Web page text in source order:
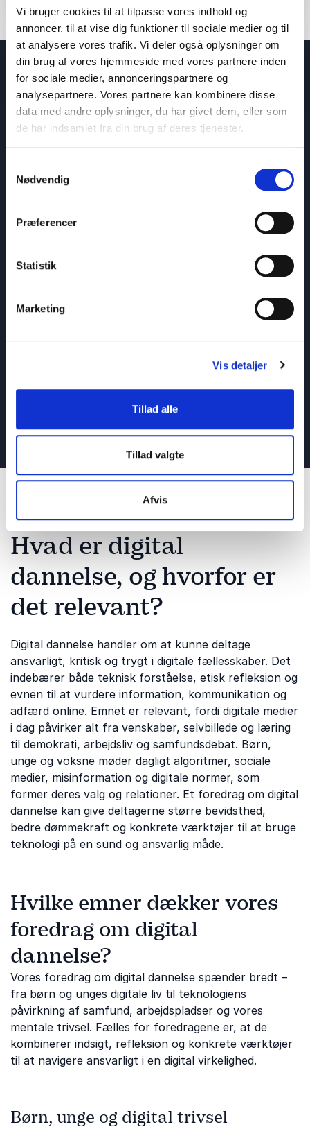
Vi bruger cookies til at tilpasse vores indhold og
annoncer, til at vise dig funktioner til sociale medier og til
at analysere vores trafik. Vi deler også oplysninger om
din brug af vores hjemmeside med vores partnere inden
for sociale medier, annonceringspartnere og
analysepartnere. Vores partnere kan kombinere disse
data med andre oplysninger, du har givet dem, eller som
de har indsamlet fra din brug af deres tjenester.
Nødvendig
Præferencer
Statistik
Marketing
Vis detaljer
Tillad alle
Tillad valgte
Afvis
Blogindlæg om digital dannelse
Hvad er digital
dannelse, og hvorfor er
det relevant?
Digital dannelse handler om at kunne deltage
ansvarligt, kritisk og trygt i digitale fællesskaber. Det
indebærer både teknisk forståelse, etisk refleksion og
evnen til at vurdere information, kommunikation og
adfærd online. Emnet er relevant, fordi digitale medier
i dag påvirker alt fra venskaber, selvbillede og læring
til demokrati, arbejdsliv og samfundsdebat. Børn,
unge og voksne møder dagligt algoritmer, sociale
medier, misinformation og digitale normer, som
former deres valg og relationer. Et foredrag om digital
dannelse kan give deltagerne større bevidsthed,
bedre dømmekraft og konkrete værktøjer til at bruge
teknologi på en sund og ansvarlig måde.
Hvilke emner dækker vores
foredrag om digital
dannelse?
Vores foredrag om digital dannelse spænder bredt –
fra børn og unges digitale liv til teknologiens
påvirkning af samfund, arbejdspladser og vores
mentale trivsel. Fælles for foredragene er, at de
kombinerer indsigt, refleksion og konkrete værktøjer
til at navigere ansvarligt i en digital virkelighed.
Børn, unge og digital trivsel